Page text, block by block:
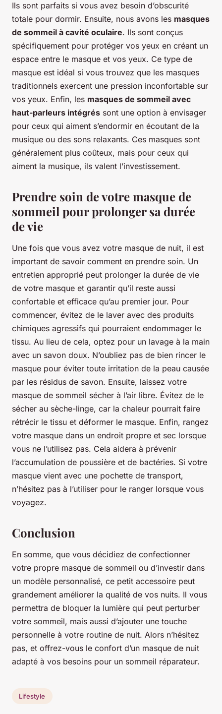
Ils sont parfaits si vous avez besoin d’obscurité
totale pour dormir. Ensuite, nous avons les masques
de sommeil à cavité oculaire. Ils sont conçus
spécifiquement pour protéger vos yeux en créant un
espace entre le masque et vos yeux. Ce type de
masque est idéal si vous trouvez que les masques
traditionnels exercent une pression inconfortable sur
vos yeux. Enfin, les masques de sommeil avec
haut-parleurs intégrés sont une option à envisager
pour ceux qui aiment s’endormir en écoutant de la
musique ou des sons relaxants. Ces masques sont
généralement plus coûteux, mais pour ceux qui
aiment la musique, ils valent l’investissement.
Prendre soin de votre masque de
sommeil pour prolonger sa durée
de vie
Une fois que vous avez votre masque de nuit, il est
important de savoir comment en prendre soin. Un
entretien approprié peut prolonger la durée de vie
de votre masque et garantir qu’il reste aussi
confortable et efficace qu’au premier jour. Pour
commencer, évitez de le laver avec des produits
chimiques agressifs qui pourraient endommager le
tissu. Au lieu de cela, optez pour un lavage à la main
avec un savon doux. N’oubliez pas de bien rincer le
masque pour éviter toute irritation de la peau causée
par les résidus de savon. Ensuite, laissez votre
masque de sommeil sécher à l’air libre. Évitez de le
sécher au sèche-linge, car la chaleur pourrait faire
rétrécir le tissu et déformer le masque. Enfin, rangez
votre masque dans un endroit propre et sec lorsque
vous ne l’utilisez pas. Cela aidera à prévenir
l’accumulation de poussière et de bactéries. Si votre
masque vient avec une pochette de transport,
n’hésitez pas à l’utiliser pour le ranger lorsque vous
voyagez.
Conclusion
En somme, que vous décidiez de confectionner
votre propre masque de sommeil ou d’investir dans
un modèle personnalisé, ce petit accessoire peut
grandement améliorer la qualité de vos nuits. Il vous
permettra de bloquer la lumière qui peut perturber
votre sommeil, mais aussi d’ajouter une touche
personnelle à votre routine de nuit. Alors n’hésitez
pas, et offrez-vous le confort d’un masque de nuit
adapté à vos besoins pour un sommeil réparateur.
Lifestyle